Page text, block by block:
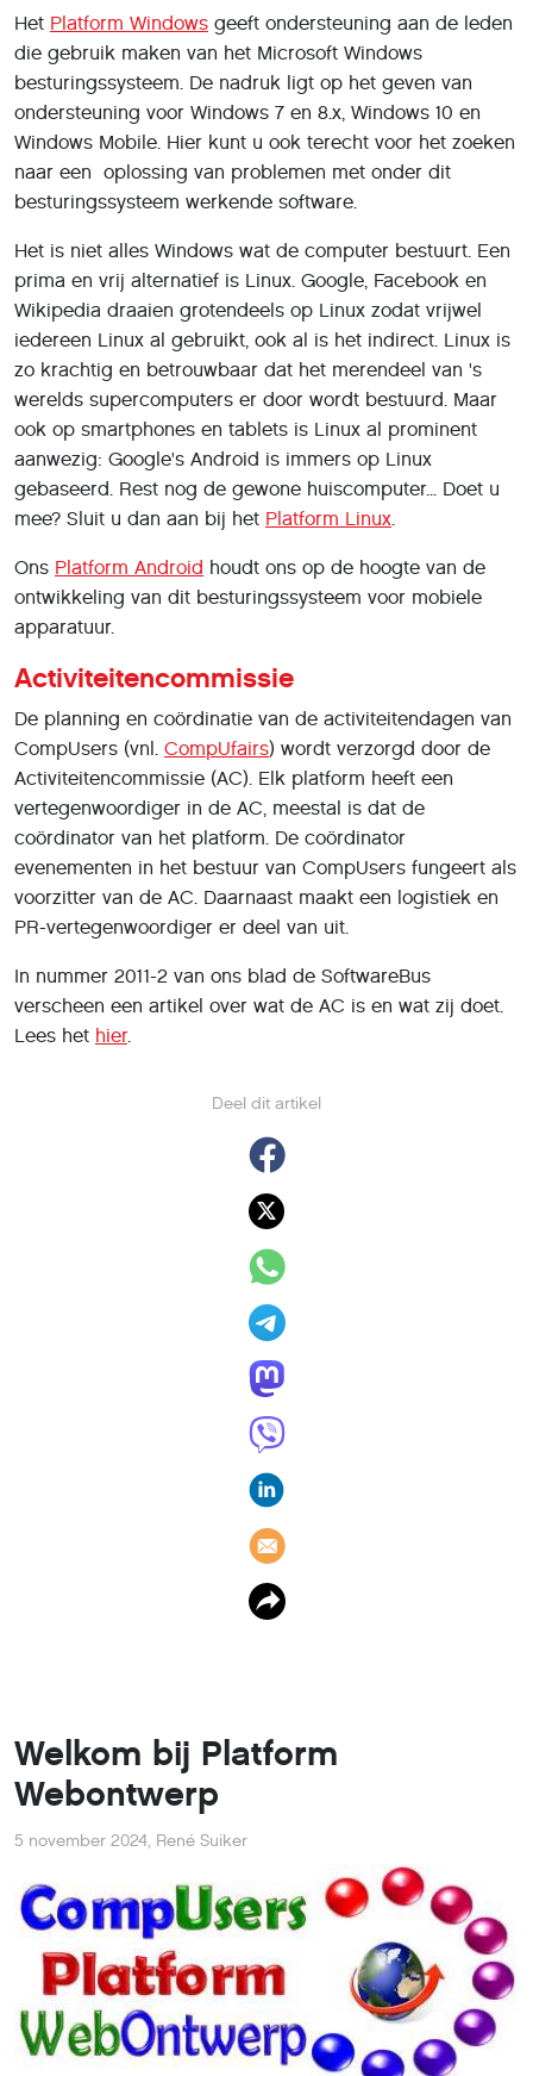
Deel dit artikel
Het Platform Windows geeft ondersteuning aan de leden
die gebruik maken van het Microsoft Windows
besturingssysteem. De nadruk ligt op het geven van
ondersteuning voor Windows 7 en 8.x, Windows 10 en
Windows Mobile. Hier kunt u ook terecht voor het zoeken
naar een oplossing van problemen met onder dit
besturingssysteem werkende software.
Het is niet alles Windows wat de computer bestuurt. Een
prima en vrij alternatief is Linux. Google, Facebook en
Wikipedia draaien grotendeels op Linux zodat vrijwel
iedereen Linux al gebruikt, ook al is het indirect. Linux is
zo krachtig en betrouwbaar dat het merendeel van 's
werelds supercomputers er door wordt bestuurd. Maar
ook op smartphones en tablets is Linux al prominent
aanwezig: Google's Android is immers op Linux
gebaseerd. Rest nog de gewone huiscomputer... Doet u
mee? Sluit u dan aan bij het Platform Linux.
Ons Platform Android houdt ons op de hoogte van de
ontwikkeling van dit besturingssysteem voor mobiele
apparatuur.
Activiteitencommissie
De planning en coördinatie van de activiteitendagen van
CompUsers (vnl. CompUfairs) wordt verzorgd door de
Activiteitencommissie (AC). Elk platform heeft een
vertegenwoordiger in de AC, meestal is dat de
coördinator van het platform. De coördinator
evenementen in het bestuur van CompUsers fungeert als
voorzitter van de AC. Daarnaast maakt een logistiek en
PR-vertegenwoordiger er deel van uit.
In nummer 2011-2 van ons blad de SoftwareBus
verscheen een artikel over wat de AC is en wat zij doet.
Lees het hier.
Welkom bij Platform
Webontwerp
5 november 2024, René Suiker